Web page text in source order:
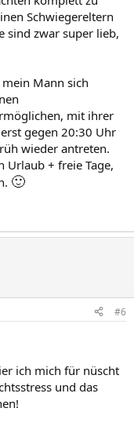
Schwiegereltern
sind zwar super lieb,
Mann sich
mit ihrer
gegen 20:30 Uhr
wieder antreten.
Urlaub + freie Tage,
🙂
#6
ich mich für nüscht
und das